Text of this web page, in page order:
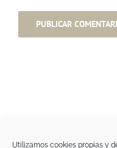
Utilizamos cookies propias y